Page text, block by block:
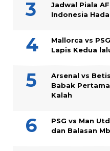
Jadwal Piala
Indonesia
Mallorca vs
Lapis Kedua
Arsenal vs
Babak
Kalah
PSG vs Man
dan Balasan